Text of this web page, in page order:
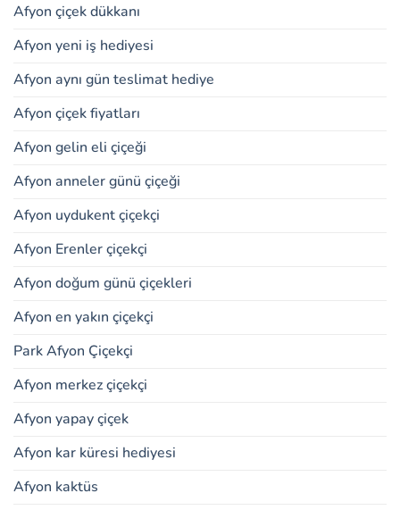
Afyon çiçek dükkanı
Afyon yeni iş hediyesi
Afyon aynı gün teslimat hediye
Afyon çiçek fiyatları
Afyon gelin eli çiçeği
Afyon anneler günü çiçeği
Afyon uydukent çiçekçi
Afyon Erenler çiçekçi
Afyon doğum günü çiçekleri
Afyon en yakın çiçekçi
Park Afyon Çiçekçi
Afyon merkez çiçekçi
Afyon yapay çiçek
Afyon kar küresi hediyesi
Afyon kaktüs